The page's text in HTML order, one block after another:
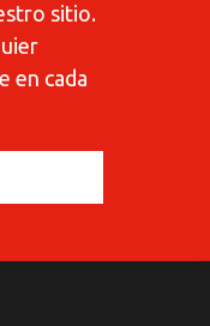
sitio.
en cada